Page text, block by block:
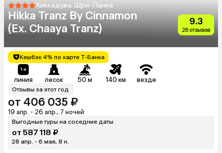
Хиккадува, Шри-Ланка
Hikka Tranz By Cinnamon
(Ex. Chaaya Tranz)
9.3
26 отзывов
Кешбэк 4% по карте Т-Банка
линия песок 50 м 140 км везде
Отзывы за этот год
от 406 035 ₽
19 апр. - 26 апр., 7 ночей
Выгодные туры на соседние даты
от 587 118 ₽
28 апр. - 6 мая, 8 н.